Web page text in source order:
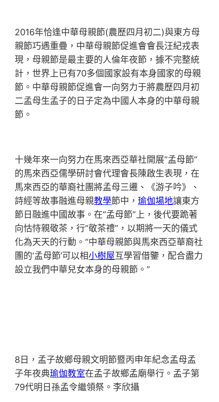
2016年恰逢中華母親節(農歷四月初二)與東方母
親節巧遇重疊，中華母親節促進會會長汪紀戎表
現，母親節是最主要的人倫年夜節，據不完整統
計，世界上已有70多個國家設有本身國家的母親
節。中華母親節促進會一向努力于將農歷四月初
二孟母生孟子的日子定為中國人本身的中華母親
節。
十幾年來一向努力在馬來西亞華社開展“孟母節”
的馬來西亞儒學研討會代理會長陳啟生表現，在
馬來西亞的華裔社團將孟母三遷、《游子吟》、
詩經等故事融進母親教學節中，瑜伽場地讓東方
節日融進中國故事。在“孟母節”上，後代要跪著
向怙恃親敬茶，行“敬茶禮”，以期將一天的儀式
化為天天的行動。“中華母親節與馬來西亞華裔社
團的‘孟母節’可以相小樹屋互學習借鑒，配合盡力
設立我們中華兒女本身的母親節。”
8日，孟子故鄉母親文明節暨丙申年紀念孟母孟
子年夜典瑜伽教室在孟子故鄉孟廟舉行。孟子第
79代明日孫孟令繼領祭。李欣攝